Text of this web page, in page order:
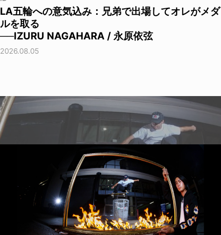
LA五輪への意気込み：兄弟で出場してオレがメダ
ルを取る
──IZURU NAGAHARA / 永原依弦
2026.08.05